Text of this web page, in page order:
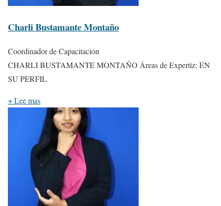
Charli Bustamante Montaño
Coordinador de Capacitación
CHARLI BUSTAMANTE MONTAÑO Áreas de Expertiz: EN
SU PERFIL
+Lee mas